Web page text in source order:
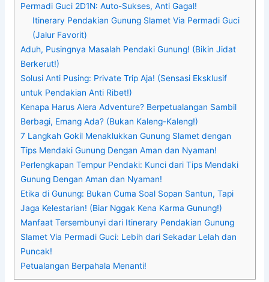
Permadi Guci 2D1N: Auto-Sukses, Anti Gagal!
Itinerary Pendakian Gunung Slamet Via Permadi Guci
(Jalur Favorit)
Aduh, Pusingnya Masalah Pendaki Gunung! (Bikin Jidat
Berkerut!)
Solusi Anti Pusing: Private Trip Aja! (Sensasi Eksklusif
untuk Pendakian Anti Ribet!)
Kenapa Harus Alera Adventure? Berpetualangan Sambil
Berbagi, Emang Ada? (Bukan Kaleng-Kaleng!)
7 Langkah Gokil Menaklukkan Gunung Slamet dengan
Tips Mendaki Gunung Dengan Aman dan Nyaman!
Perlengkapan Tempur Pendaki: Kunci dari Tips Mendaki
Gunung Dengan Aman dan Nyaman!
Etika di Gunung: Bukan Cuma Soal Sopan Santun, Tapi
Jaga Kelestarian! (Biar Nggak Kena Karma Gunung!)
Manfaat Tersembunyi dari Itinerary Pendakian Gunung
Slamet Via Permadi Guci: Lebih dari Sekadar Lelah dan
Puncak!
Petualangan Berpahala Menanti!